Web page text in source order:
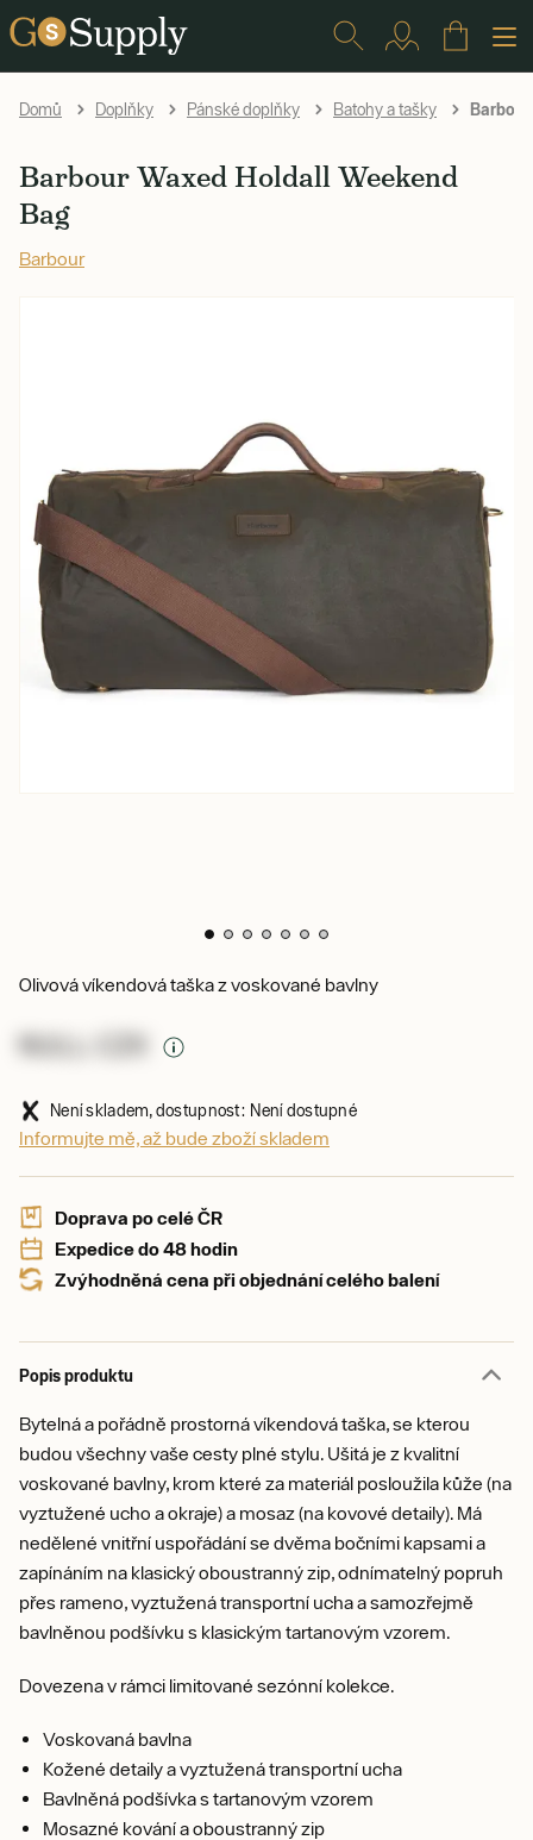
Domů Doplňky Pánské doplňky Batohy a tašky
Barbour Waxed Holdall Weekend
Bag
Barbour
Olivová víkendová taška z voskované bavlny
NULL CZK
Není skladem, dostupnost: Není dostupné
Informujte mě, až bude zboží skladem
Doprava po celé ČR
Expedice do 48 hodin
Zvýhodněná cena při objednání celého balení
Popis produktu
Bytelná a pořádně prostorná víkendová taška, se kterou
budou všechny vaše cesty plné stylu. Ušitá je z kvalitní
voskované bavlny, krom které za materiál posloužila kůže (na
vyztužené ucho a okraje) a mosaz (na kovové detaily). Má
nedělené vnitřní uspořádání se dvěma bočními kapsami a
zapínáním na klasický oboustranný zip, odnímatelný popruh
přes rameno, vyztužená transportní ucha a samozřejmě
bavlněnou podšívku s klasickým tartanovým vzorem.
Dovezena v rámci limitované sezónní kolekce.
Voskovaná bavlna
Kožené detaily a vyztužená transportní ucha
Bavlněná podšívka s tartanovým vzorem
Mosazné kování a oboustranný zip